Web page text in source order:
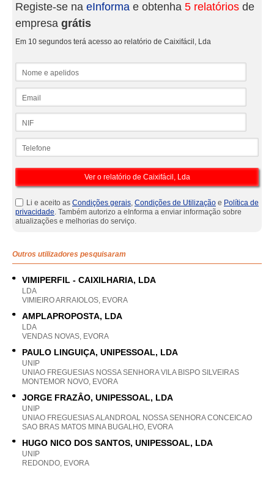
Registe-se na eInforma e obtenha 5 relatórios de
empresa grátis
Em 10 segundos terá acesso ao relatório de Caixifácil, Lda
Li e aceito as Condições gerais, Condições de Utilização e Política de
privacidade. Também autorizo a eInforma a enviar informação sobre
atualizações e melhorias do serviço.
Outros utilizadores pesquisaram
VIMIPERFIL - CAIXILHARIA, LDA
LDA
VIMIEIRO ARRAIOLOS, EVORA
AMPLAPROPOSTA, LDA
LDA
VENDAS NOVAS, EVORA
PAULO LINGUIÇA, UNIPESSOAL, LDA
UNIP
UNIAO FREGUESIAS NOSSA SENHORA VILA BISPO SILVEIRAS
MONTEMOR NOVO, EVORA
JORGE FRAZÂO, UNIPESSOAL, LDA
UNIP
UNIAO FREGUESIAS ALANDROAL NOSSA SENHORA CONCEICAO
SAO BRAS MATOS MINA BUGALHO, EVORA
HUGO NICO DOS SANTOS, UNIPESSOAL, LDA
UNIP
REDONDO, EVORA